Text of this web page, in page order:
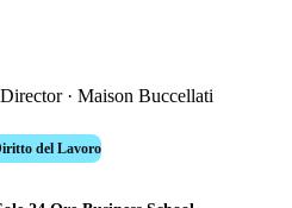
Amministrazione
· Maison Buccellati
del Lavoro